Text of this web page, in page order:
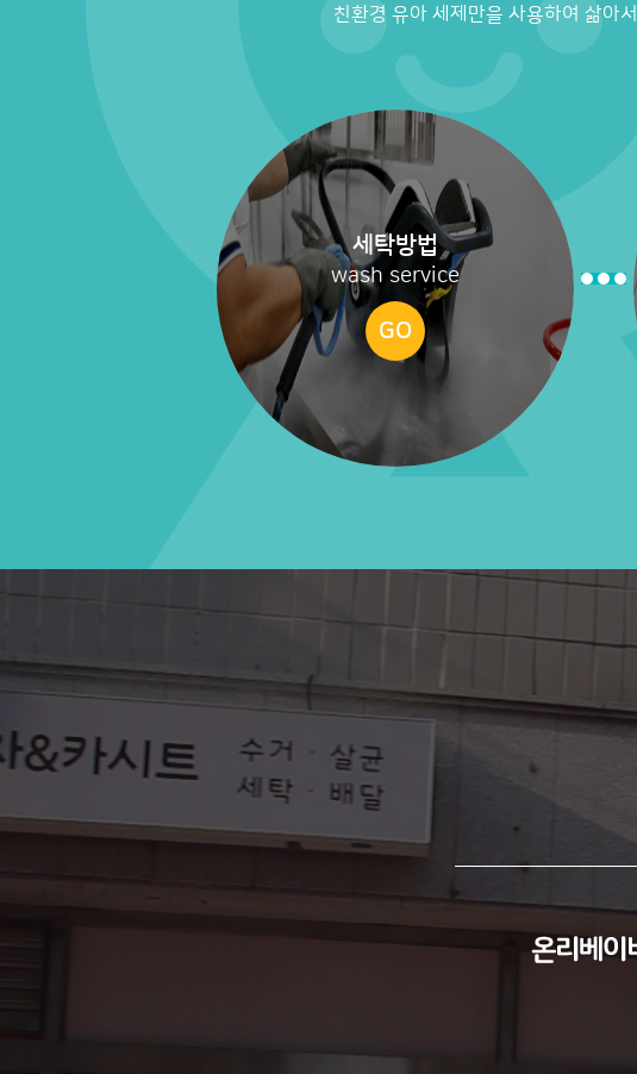
친환경 유아 세제만을 사용하여 삶아
세탁방법
wash service